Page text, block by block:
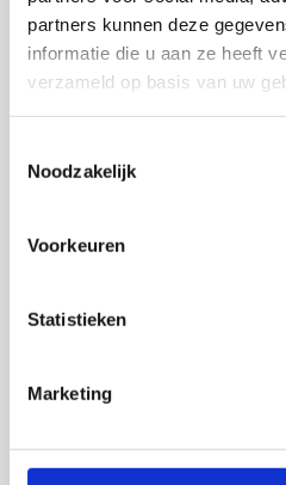
partners kunnen deze
informatie die u aan ze heeft
verzameld op basis van uw
Noodzakelijk
Voorkeuren
Statistieken
Marketing
Debat